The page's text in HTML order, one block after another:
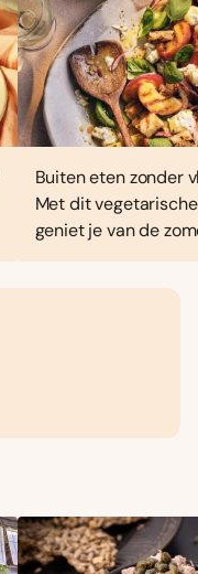
Buiten eten zonder
Met dit
geniet je van de